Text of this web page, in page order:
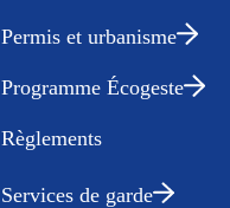
Permis et urbanisme
Programme Écogeste
Règlements
Services de garde